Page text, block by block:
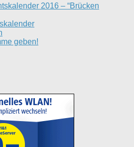
2016 – “Brücken
geben!